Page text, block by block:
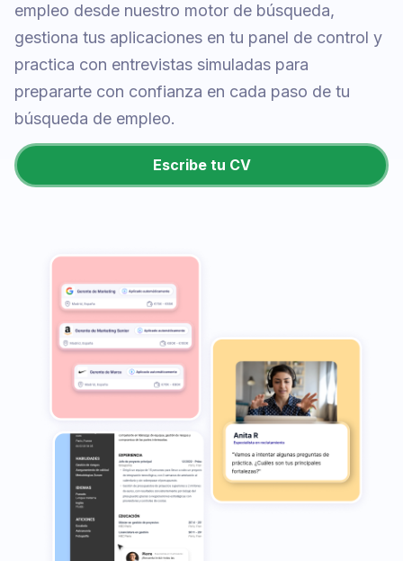
empleo desde nuestro motor de búsqueda,
gestiona tus aplicaciones en tu panel de control y
practica con entrevistas simuladas para
prepararte con confianza en cada paso de tu
búsqueda de empleo.
Escribe tu CV